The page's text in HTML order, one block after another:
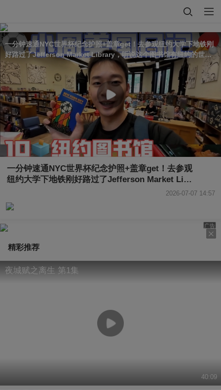
一分钟速通NYC世界杯纪念护照+盖章get！去参观纽约大学下地铁刚
好路过了Jefferson Market Library，听说这个图书馆有纽约的世界
杯限定护照可以领取，抱着试一试的心态直接到前台询问竟然超级幸
运拿到了最后两本库存！直接0元get世界杯纪念小本本（*^o^*）#关
注流看美加墨
一分钟速通NYC世界杯纪念护照+盖章get！去参观
纽约大学下地铁刚好路过了Jefferson Market Libr
ary，听说这个图书馆有纽约的世界杯限定护照可
以领取，抱着试一试的心态直接到前台询问竟然超
级幸运拿到了最后两本库存！直接0元get世界杯纪
念小本本（*^o^*）#关注流看美加墨
2026-07-07 14:57
广告
精彩推荐
夜城赋之离生 第1集
40:09